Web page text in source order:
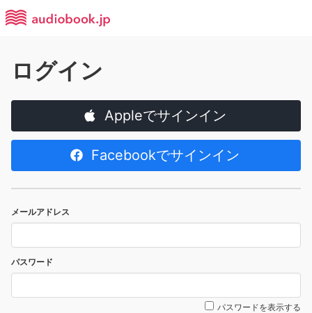
ログイン
Appleでサインイン
Facebookでサインイン
メールアドレス
パスワード
パスワードを表示する